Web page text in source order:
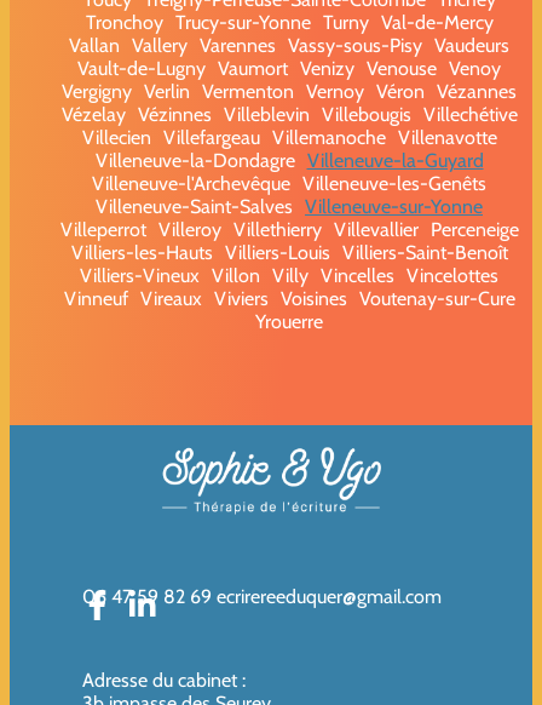
Tronchoy Trucy-sur-Yonne Turny Val-de-Mercy
Vallan Vallery Varennes Vassy-sous-Pisy Vaudeurs
Vault-de-Lugny Vaumort Venizy Venouse Venoy
Vergigny Verlin Vermenton Vernoy Véron Vézannes
Vézelay Vézinnes Villeblevin Villebougis Villechétive
Villecien Villefargeau Villemanoche Villenavotte
Villeneuve-la-Dondagre Villeneuve-la-Guyard
Villeneuve-l'Archevêque Villeneuve-les-Genêts
Villeneuve-Saint-Salves Villeneuve-sur-Yonne
Villeperrot Villeroy Villethierry Villevallier
Perceneige
Villiers-les-Hauts Villiers-Louis Villiers-Saint-Benoît
Villiers-Vineux Villon Villy Vincelles Vincelottes
Vinneuf Vireaux Viviers Voisines Voutenay-sur-Cure
Yrouerre
06 47 59 82 69 ecrirereeduquer@gmail.com
Adresse du cabinet :